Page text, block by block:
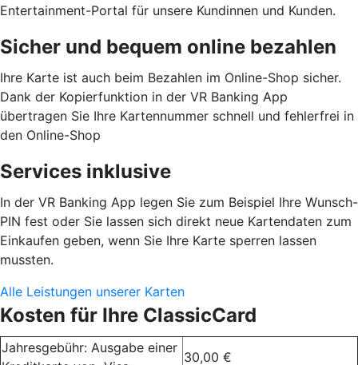
Entertainment-Portal für unsere Kundinnen und Kunden.
Sicher und bequem online bezahlen
Ihre Karte ist auch beim Bezahlen im Online-Shop sicher.
Dank der Kopierfunktion in der VR Banking App
übertragen Sie Ihre Kartennummer schnell und fehlerfrei in
den Online-Shop
Services inklusive
In der VR Banking App legen Sie zum Beispiel Ihre Wunsch-
PIN fest oder Sie lassen sich direkt neue Kartendaten zum
Einkaufen geben, wenn Sie Ihre Karte sperren lassen
mussten.
Alle Leistungen unserer Karten
Kosten für Ihre ClassicCard
Jahresgebühr: Ausgabe einer
30,00 €